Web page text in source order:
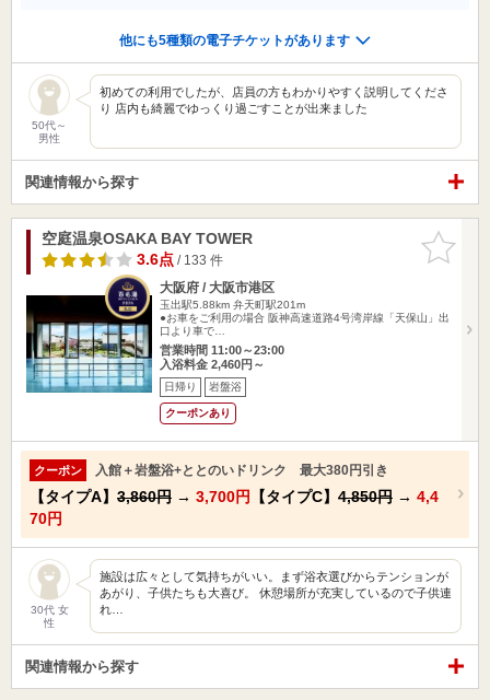
他にも5種類の電子チケットがあります
50代～
男性
初めての利用でしたが、店員の方もわかりやすく説明してくださ
り 店内も綺麗でゆっくり過ごすことが出来ました
関連情報から探す
お気に入
りに追加
空庭温泉OSAKA BAY TOWER
3.6点/ 133 件
大阪府 / 大阪市港区
玉出駅5.88km 弁天町駅201m
●お車をご利用の場合 阪神高速道路4号湾岸線「天保山」出
口より車で…
営業時間 11:00～23:00
入浴料金 2,460円～
日帰り 岩盤浴
クーポンあり
クーポン 入館＋岩盤浴+ととのいドリンク 最大380円引き
【タイプA】 3,860円 → 3,700円 【タイプC】 4,850円 → 4,4
70円
30代 女
性
施設は広々として気持ちがいい。まず浴衣選びからテンションが
あがり、子供たちも大喜び。 休憩場所が充実しているので子供連
れ…
関連情報から探す